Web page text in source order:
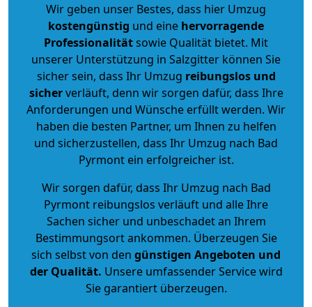
Wir geben unser Bestes, dass hier Umzug
kostengünstig und eine hervorragende
Professionalitätsowie Qualität bietet. Mit
unserer Unterstützung in Salzgitter können Sie
sicher sein, dass Ihr Umzug reibungslos und
sicherverläuft, denn wir sorgen dafür, dass Ihre
Anforderungen und Wünsche erfüllt werden. Wir
haben die besten Partner, um Ihnen zu helfen
und sicherzustellen, dass Ihr Umzug nach Bad
Pyrmont ein erfolgreicher ist.
Wir sorgen dafür, dass Ihr Umzug nach Bad
Pyrmont reibungslos verläuft und alle Ihre
Sachen sicher und unbeschadet an Ihrem
Bestimmungsort ankommen. Überzeugen Sie
sich selbst von den günstigen Angeboten und
der Qualität. Unsere umfassender Service wird
Sie garantiert überzeugen.